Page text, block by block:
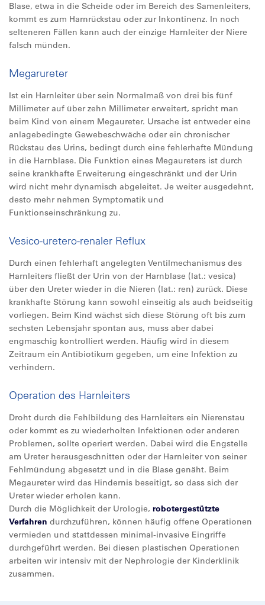
Blase, etwa in die Scheide oder im Bereich des Samenleiters,
kommt es zum Harnrückstau oder zur Inkontinenz. In noch
selteneren Fällen kann auch der einzige Harnleiter der Niere
falsch münden.
Megarureter
Ist ein Harnleiter über sein Normalmaß von drei bis fünf
Millimeter auf über zehn Millimeter erweitert, spricht man
beim Kind von einem Megaureter. Ursache ist entweder eine
anlagebedingte Gewebeschwäche oder ein chronischer
Rückstau des Urins, bedingt durch eine fehlerhafte Mündung
in die Harnblase. Die Funktion eines Megaureters ist durch
seine krankhafte Erweiterung eingeschränkt und der Urin
wird nicht mehr dynamisch abgeleitet. Je weiter ausgedehnt,
desto mehr nehmen Symptomatik und
Funktionseinschränkung zu.
Vesico-uretero-renaler Reflux
Durch einen fehlerhaft angelegten Ventilmechanismus des
Harnleiters fließt der Urin von der Harnblase (lat.: vesica)
über den Ureter wieder in die Nieren (lat.: ren) zurück. Diese
krankhafte Störung kann sowohl einseitig als auch beidseitig
vorliegen. Beim Kind wächst sich diese Störung oft bis zum
sechsten Lebensjahr spontan aus, muss aber dabei
engmaschig kontrolliert werden. Häufig wird in diesem
Zeitraum ein Antibiotikum gegeben, um eine Infektion zu
verhindern.
Operation des Harnleiters
Droht durch die Fehlbildung des Harnleiters ein Nierenstau
oder kommt es zu wiederholten Infektionen oder anderen
Problemen, sollte operiert werden. Dabei wird die Engstelle
am Ureter herausgeschnitten oder der Harnleiter von seiner
Fehlmündung abgesetzt und in die Blase genäht. Beim
Megaureter wird das Hindernis beseitigt, so dass sich der
Ureter wieder erholen kann.
Durch die Möglichkeit der Urologie, robotergestützte
Verfahren durchzuführen, können häufig offene Operationen
vermieden und stattdessen minimal-invasive Eingriffe
durchgeführt werden. Bei diesen plastischen Operationen
arbeiten wir intensiv mit der Nephrologie der Kinderklinik
zusammen.